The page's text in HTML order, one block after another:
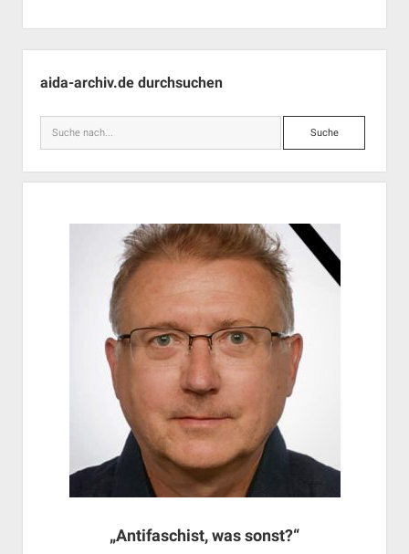
aida-archiv.de durchsuchen
Suche
„Antifaschist, was sonst?“